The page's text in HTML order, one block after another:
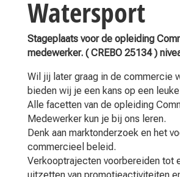
Watersport
Stageplaats voor de opleiding
medewerker. ( CREBO 25134 )
Wil jij later graag in de commercie
bieden wij je een kans op een
Alle facetten van de opleiding
Medewerker kun je bij ons leren.
Denk aan marktonderzoek en het
commercieel beleid.
Verkooptrajecten voorbereiden tot